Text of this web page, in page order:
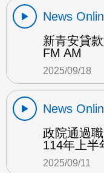
News
新青安貸
FM AM
2025/09/18
News
政院通過
114年上半
2025/09/11